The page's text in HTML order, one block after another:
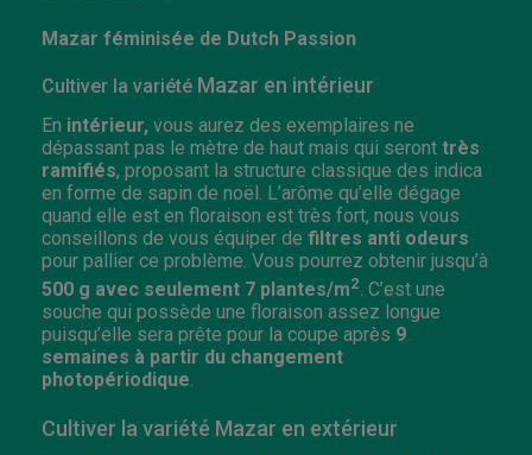
Mazar féminisée de Dutch Passion
Cultiver la variété Mazar en intérieur
En intérieur, vous aurez des exemplaires ne
dépassant pas le mètre de haut mais qui seront très
ramifiés, proposant la structure classique des indica
en forme de sapin de noël. L’arôme qu’elle dégage
quand elle est en floraison est très fort, nous vous
conseillons de vous équiper de filtres anti odeurs
pour pallier ce problème. Vous pourrez obtenir jusqu’à
500 g avec seulement 7 plantes/m2. C’est une
souche qui possède une floraison assez longue
puisqu’elle sera prête pour la coupe après 9
semaines à partir du changement
photopériodique.
Cultiver la variété Mazar en extérieur